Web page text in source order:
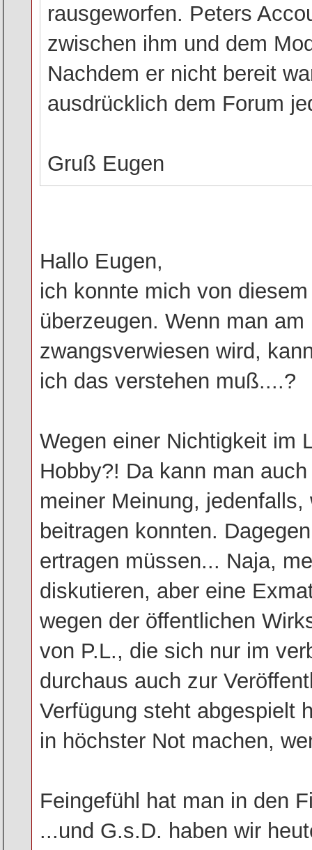
rausgeworfen. Peters
zwischen ihm und dem
Nachdem er nicht bereit
ausdrücklich dem Forum
Gruß Eugen
Hallo Eugen,
ich konnte mich von
überzeugen. Wenn man
zwangsverwiesen wird,
ich das verstehen muß....?
Wegen einer Nichtigkeit im
Hobby?! Da kann man
meiner Meinung,
beitragen konnten.
ertragen müssen... Naja,
diskutieren, aber eine
wegen der öffentlichen
von P.L., die sich nur im
durchaus auch zur
Verfügung steht abgespielt
in höchster Not machen,
Feingefühl hat man in den
...und G.s.D. haben wir